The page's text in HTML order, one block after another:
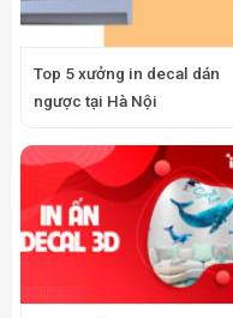
Top 5 xưởng in decal dán
ngược tại Hà Nội